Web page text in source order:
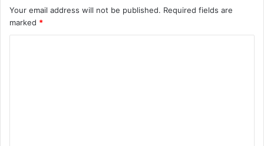
Your email address will not be published. Required fields are
marked *